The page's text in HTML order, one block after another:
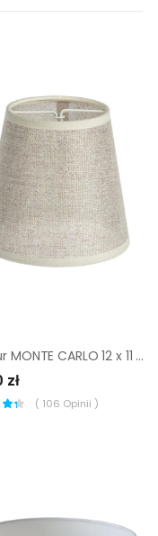
Abażur MONTE CARLO 12 x 11 cm tkanina srebrny E14
zł
( 106 Opinii )